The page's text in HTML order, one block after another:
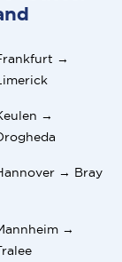
→
→
→ Bray
→